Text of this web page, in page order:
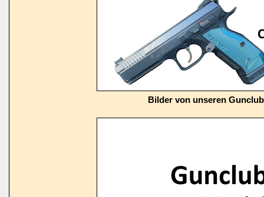
Bilder von unseren